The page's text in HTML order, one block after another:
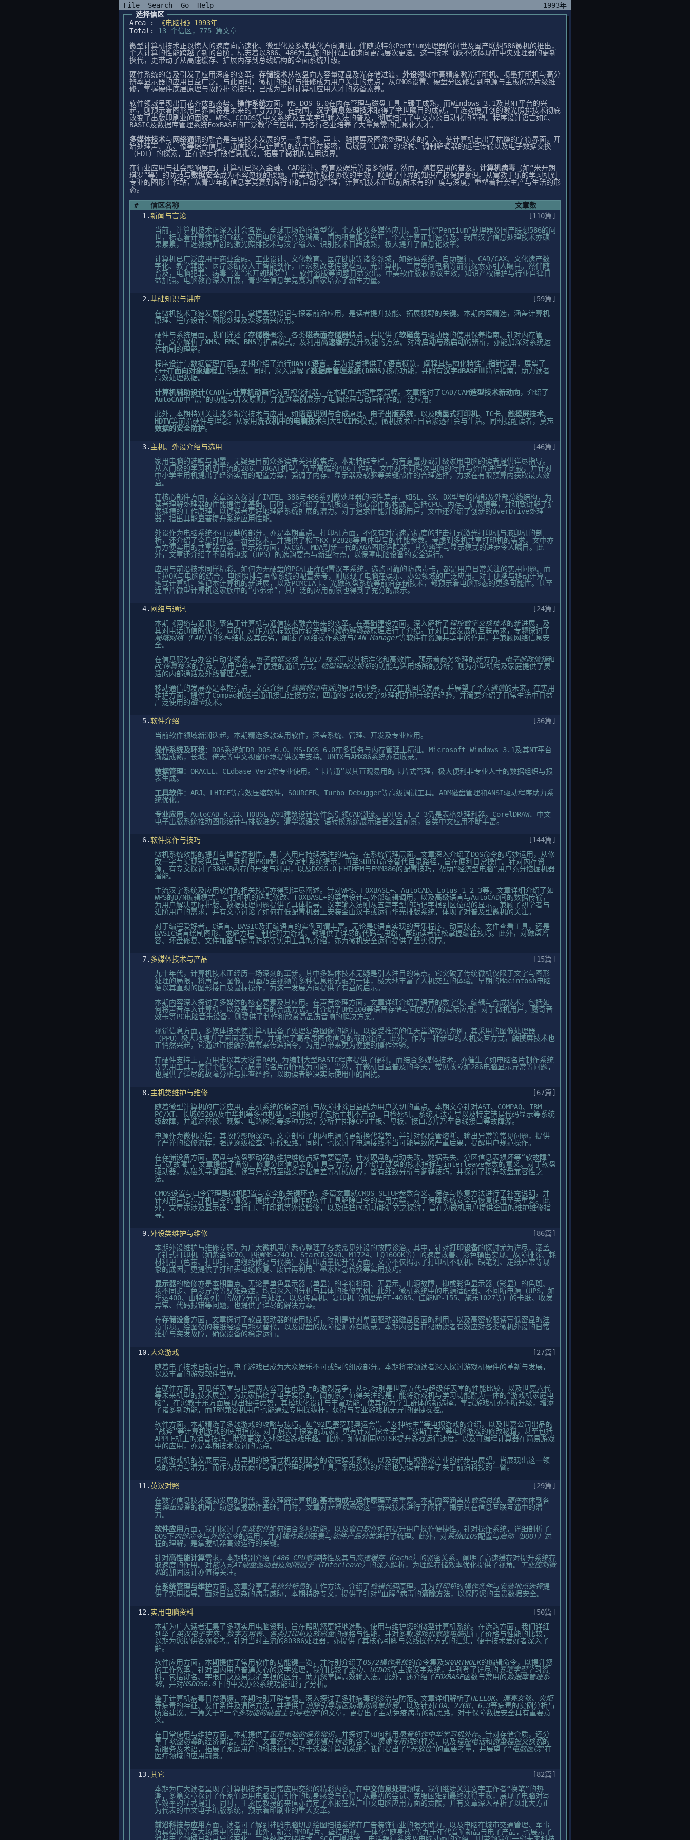
File Search Go Help
1993年
选择信区
Area :
《电脑报》1993年
Total:
13 个信区，775 篇文章
微型计算机技术正以惊人的速度向高速化、微型化及多媒体化方向演进。伴随英特尔Pentium处理器的问世及国产联想586微机的推出，
个人计算的性能跨越了新的台阶，标志着以386、486为主流的时代正加速向更高层次更迭。这一技术飞跃不仅体现在中央处理器的更新
换代，更带动了从高速缓存、扩展内存到总线结构的全面系统升级。
硬件系统的普及引发了应用深度的变革。 存储技术从软盘向大容量硬盘及光存储过渡， 外设领域中高精度激光打印机、喷墨打印机与高分
辨率显示器的应用日益广泛。与此同时，微机的维护与维修成为用户关注的焦点，从CMOS设置、硬盘分区修复到电源与主板的芯片级维
修，掌握硬件底层原理与故障排除技巧，已成为当时计算机应用人才的必备素养。
软件领域呈现出百花齐放的态势。 操作系统方面，MS-DOS 6.0在内存管理与磁盘工具上臻于成熟，而Windows 3.1及其NT平台的兴
起，则预示着图形用户界面将是未来的主导方向。在我国， 汉字信息处理技术取得了举世瞩目的成就，王选教授开创的激光照排技术彻底
改变了出版印刷业的面貌，WPS、CCDOS等中文系统及五笔字型输入法的普及，彻底扫清了中文办公自动化的障碍。程序设计语言如C、
BASIC及数据库管理系统FoxBASE的广泛教学与应用，为各行各业培养了大量急需的信息化人才。
多媒体技术与 网络通讯的融合是年度技术发展的另一条主线。声卡、触摸屏及图像处理技术的引入，使计算机走出了枯燥的字符界面，开
始处理声、光、像等综合信息。通信技术与计算机的结合日益紧密，局域网（LAN）的架构、调制解调器的远程传输以及电子数据交换
（EDI）的探索，正在逐步打破信息孤岛，拓展了微机的应用边界。
在行业应用与社会影响层面，计算机已深入金融、CAD设计、教育及娱乐等诸多领域。然而，随着应用的普及， 计算机病毒 （如“米开朗
琪罗”等）的防范与数据安全成为不容忽视的课题。中美软件版权协议的生效，唤醒了业界的知识产权保护意识。从寓教于乐的学习机到
专业的图形工作站，从青少年的信息学竞赛到各行业的自动化管理，计算机技术正以前所未有的广度与深度，重塑着社会生产与生活的形
态。
#
信区名称
文章数
1.新闻与言论
[110篇]
当前，计算机技术正深入社会各界，全球市场趋向微型化、个人化及多媒体应用。新一代“Pentium”处理器及国产联想586的问
世，标志着计算性能的飞跃。家用电脑海外普及渐高，国内租赁服务兴旺，个人计算正加速普及。我国汉字信息处理技术亦硕
果累累，王选教授开创的激光照排技术与汉字输入、识别技术日趋成熟，极大提升了信息化效率。
计算机已广泛应用于商业金融、工业设计、文化教育、医疗健康等诸多领域，如条码系统、自助银行、CAD/CAX、文化遗产数
字化、教学辅助、医疗诊断及人工智能创作，正深刻改变传统模式。光计算机、三度空间电脑等前沿探索亦引人瞩目。然伴随
普及，电脑犯罪、病毒（如“米开朗琪罗”）、软件盗版等问题日益突出。中美软件版权协议生效，知识产权保护与行业自律日
益加强。电脑教育深入开展，青少年信息学竞赛为国家培养了新生力量。
2.基础知识与讲座
[59篇]
在微机技术飞速发展的今日，掌握基础知识与探索前沿应用，是读者提升技能、拓展视野的关键。本期内容精选，涵盖计算机
原理、程序设计、图形处理及众多新兴应用。
硬件与系统层面，我们详述了存储器概念、各类磁表面存储器特点，并提供了软磁盘与驱动器的使用保养指南。针对内存管
理，文章解析了XMS、EMS、BMS等扩展模式，及利用高速缓存提升效能的方法。对冷启动与热启动的辨析，亦能加深对系统运
作机制的理解。
程序设计与数据管理方面，本期介绍了流行BASIC语言，并为读者提供了C语言概览，阐释其结构化特性与指针运用，展望了
C++在面向对象编程 上的突破。同时，深入讲解了数据库管理系统(DBMS)核心功能，并附有汉字dBASEⅢ 简明指南，助力读者
高效处理数据。
计算机辅助设计(CAD)与计算机动画作为可视化利器，在本期中占据重要篇幅。文章探讨了CAD/CAM造型技术新动向，介绍了
AutoCAD中“层”的功能与开发原则，并通过案例展示了电脑绘画与动画制作的广泛应用。
此外，本期特别关注诸多新兴技术与应用，如语音识别与合成原理、 电子出版系统，以及喷墨式打印机、 IC卡、 触摸屏技术、
HDTV等前沿硬件与理念。从家用洗衣机中的电脑技术到大型CIMS模式，微机技术正日益渗透社会与生活。同时提醒读者，莫忘
数据的安全防护。
3. 主机、外设介绍与选用
[46篇]
家用电脑的选购与配置，无疑是目前众多读者关注的焦点。本期特辟专栏，为有意置办或升级家用电脑的读者提供详尽指导。
从入门级的学习机到主流的286、386AT机型，乃至高端的486工作站，文中对不同档次电脑的特性与价位进行了比较，并针对
中小学生用机提出了经济实用的配置方案，强调了内存、显示器及软驱等关键部件的合理选择，力求在有限预算内获取最大效
益。
在核心部件方面，文章深入探讨了INTEL 386与486系列微处理器的特性差异，如SL、SX、DX型号的内部及外部总线结构，为
读者理解处理器的性能提供了基础。同时，也介绍了主机板这一核心部件的构成，包括CPU、内存、扩展槽等，并细致讲解了扩
展插槽的工作原理，以便读者更好地理解系统扩展的潜力。对于追求性能升级的用户，文中还介绍了创新的OverDrive处理
器，指出其能显著提升系统应用性能。
外设作为电脑系统不可或缺的部分，亦是本期重点。打印机方面，不仅有对高速高精度的非击打式激光打印机与液印机的剖
析，还介绍了全息打印这一新兴技术，并提供了松下KX-P2828等具体型号的性能参数。考虑到多机共享打印机的需求，文中亦
有方便实用的共享器方案。显示器方面，从CGA、MDA到新一代的XGA图形适配器，其分辨率与显示模式的进步令人瞩目。此
外，文章还介绍了不间断电源（UPS）的选购要点与新型特点，以保障电脑设备的安全运行。
应用与前沿技术同样精彩。如何为无硬盘的PC机正确配置汉字系统，选购可靠的防病毒卡，都是用户日常关注的实用问题。而
卡拉OK与电脑的结合，电脑照排与画像系统的配置参考，则展现了电脑在娱乐、办公领域的广泛应用。对于便携与移动计算，
笔式计算机、笔记本计算机的新进展，以及PCMCIA卡、光磁软盘系统等前沿存储技术，都预示着电脑形态的更多可能性。甚至
连单片微型计算机这家族中的“小弟弟”，其广泛的应用前景也得到了充分的展示。
4. 网络与通讯
[24篇]
本期《网络与通讯》聚焦于计算机与通信技术融合带来的变革。在基础建设方面，深入解析了程控数字交换技术的新进展，及
其对电话通信的优化；同时，对作为远程数据传输关键的调制解调器原理进行了介绍。针对日益发展的互联需求，专题探讨了
局域网络（LAN） 的多种结构及其优劣，阐述了网络操作系统与LAN Manager等软件在资源共享中的作用，并兼顾网络信息安
全。
在信息服务与办公自动化领域，
电子数据交换（EDI）技术正以其标准化和高效性，预示着商务处理的新方向。 电子邮政信箱和
PC传真技术的普及，为用户带来了便捷的通讯方式。 微型程控交换机的功能与适用场所的分析，则为小型机构及家庭提供了灵
活的内部通话及外线管理方案。
移动通信的发展亦是本期亮点，文章介绍了 蜂窝移动电话的原理与业务， CT2在我国的发展，并展望了 个人通信的未来。在实用
维护方面，提供了Compaq机远程通讯接口连接方法，四通MS-2406文字处理机打印针维护经验，并简要介绍了日常生活中日益
广泛使用的磁卡技术。
5.软件介绍
[36篇]
当前软件领域新潮迭起，本期精选多款实用软件，涵盖系统、管理、开发及专业应用。
操作系统及环境：DOS系统如DR DOS 6.0、MS-DOS 6.0在多任务与内存管理上精进。Microsoft Windows 3.1及其NT平台
渐趋成熟，长城、倚天等中文视窗环境提供汉字支持。UNIX与AMX86系统亦有收录。
数据管理：ORACLE、CLdbase Ver2供专业使用。“卡片通”以其直观易用的卡片式管理，极大便利非专业人士的数据组织与报
表生成。
工具软件：ARJ、LHICE等高效压缩软件，SOURCER、Turbo Debugger等高级调试工具。ADM磁盘管理和ANSI驱动程序助力系
统优化。
专业应用 ：AutoCAD R.12、HOUSE-A91建筑设计软件包引领CAD潮流。LOTUS 1-2-3仍是表格处理利器。CorelDRAW、中文
电子出版系统推动图形设计与排版进步。清华汉语文—语转换系统展示语音交互前景，各类中文应用不断丰富。
6.软件操作与技巧
[144篇]
微机系统效能的提升与操作便利性，是广大用户持续关注的焦点。在系统管理层面，文章深入介绍了DOS命令的巧妙运用，从修
改一字节实现彩色显示，到利用PROMPT命令定制系统提示，再至SUBST命令替代目录路径，旨在便利日常操作。针对内存资
源，有专文探讨了384KB内存的开发与利用，以及DOS5.0下HIMEM与EMM386的配置技巧，帮助“经济型电脑”用户充分挖掘机器
潜能。
主流汉字系统及应用软件的相关技巧亦得到详尽阐述。针对WPS、FOXBASE+、AutoCAD、Lotus 1-2-3等，文章详细介绍了如
WPS的D/N编辑模式、与打印机的适配修改、FOXBASE+的菜单设计与外部编辑调用，以及高级语言与AutoCAD间的数据传输，
为用户解决实际排版、数据处理问题提供了具体指导。汉字输入法则从五笔字型的巧记字根到区位码的显示，兼顾了初学者与
进阶用户的需求，并有文章讨论了如何在低配置机器上安装金山汉卡或运行华光排版系统，体现了对普及型微机的关注。
对于编程爱好者，C语言、BASIC及汇编语言的实例可谓丰富。无论是C语言实现的音乐程序、动画技术、文件查看工具，还是
BASIC语言绘制图形、求解方程、制作智力游戏，都提供了详尽的代码与思路，帮助读者轻松掌握编程技巧。此外，对磁盘增
容、坏盘修复、文件加密与病毒防范等实用工具的介绍，亦为微机安全运行提供了坚实保障。
7. 多媒体技术与产品
[15篇]
九十年代，计算机技术正经历一场深刻的革新，其中多媒体技术无疑是引人注目的焦点。它突破了传统微机仅限于文字与图形
处理的局限，将声音、图像、动画乃至视频等多种信息形式融为一体，极大地丰富了人机交互的体验。早期的Macintosh电脑
便以其直观的图形接口及鼠标操作，为这一发展方向提供了有益的启示。
本期内容深入探讨了多媒体的核心要素及其应用。在声音处理方面，文章详细介绍了语音的数字化、编辑与合成技术，包括如
何将声音存入计算机，以及基于音节的合成方式，并介绍了UM5100等语音存储与回放芯片的实际应用。对于微机用户，魔奇音
效卡等PC电脑音乐设备，则提供了制作和欣赏高品质音响的解决方案。
视觉信息方面，多媒体技术使计算机具备了处理复杂图像的能力。以备受推崇的任天堂游戏机为例，其采用的图像处理器
（PPU）极大地提升了画面表现力，并提供了高品质图像信息的截取途径。此外，作为一种新型的人机交互方式，触摸屏技术也
正悄然兴起，它通过直接触控屏幕来传递指令，为用户带来更为便捷的操作体验。
在硬件支持上，万用卡以其大容量RAM，为编制大型BASIC程序提供了便利。而结合多媒体技术，亦催生了如电脑名片制作系统
等实用工具，使得个性化、高质量的名片制作成为可能。当然，在微机日益普及的今天，常见故障如286电脑显示异常等问题，
也提供了详尽的故障分析与排查经验，以助读者解决实际使用中的困扰。
8. 主机类维护与维修
[67篇]
随着微型计算机的广泛应用，主机系统的稳定运行与故障排除日益成为用户关切的重点。本期文章针对AST、COMPAQ、IBM
PC/XT、长城0520A及中华机等多种机型，详细探讨了包括主机不启动、自检死机、系统无法引导以及特定错误代码显示等系统
级故障，并通过替换、观察、电路检测等多种方法，分析并排除CPU主板、母板、接口芯片乃至总线接口等故障源。
电源作为微机心脏，其故障影响深远。文章剖析了机内电源的更新换代趋势，并针对保险管熔断、输出异常等常见问题，提供
了严谨的检修流程，强调逐级检查、排除短路。同时，也探讨了电源接线不当可能导致的严重后果，提醒用户规范操作。
在存储设备方面，硬盘与软盘驱动器的维护维修占据重要篇幅。针对硬盘的启动失败、数据丢失、分区信息表损坏等“软故障”
与“硬故障”，文章提供了备份、修复分区信息表的工具与方法，并介绍了硬盘的技术指标与interleave参数的意义。对于软盘
驱动器，从磁头寻道困难、读写异常乃至磁头定位偏差等机械故障，皆有细致分析与调整技巧，并探讨了提升软盘兼容性之
法。
CMOS设置与口令管理是微机配置与安全的关键环节。多篇文章就CMOS SETUP参数含义、保存与恢复方法进行了补充说明，并
针对用户遗忘开机口令的情况，提供了硬件操作或软件工具解除口令的实用方案，对于保障系统安全与恢复使用至关重要。此
外，文章亦涉及显示器、串行口、打印机等外设检修，以及低档PC机功能扩充之探讨，旨在为微机用户提供全面的维护维修指
导。
9.外设类维护与维修
[86篇]
本期外设维护与维修专题，为广大微机用户悉心整理了各类常见外设的故障诊治。其中，针对打印设备的探讨尤为详尽，涵盖
了针式打印机（如紫金3070、四通MS-2401、StarCR3240、M1724、LQ1600K等）的速度改善、彩色输出实现、故障排除、耗
材利用（色带、打印针、电缆线修复与代换）及打印质量提升等方面。文章不仅揭示了打印机不联机、缺笔划、走纸异常等现
象的成因，更提供了打印头电缆修复、废针再利用、墨水应急代换等实用技巧。
显示器的检修亦是本期重点。无论是单色显示器（单显）的字符抖动、无显示、电源故障，抑或彩色显示器（彩显）的色斑、
场不同步、色彩异常等疑难杂症，均有深入的分析与具体的维修实例。此外，微机系统中的电源适配器、不间断电源（UPS，如
华达400、山特系列）的故障分析与处理，以及传真机、复印机（如理光FT-4085、佳能NP-155、施乐1027等）的卡纸、收发
异常、代码报错等问题，也提供了详尽的解决方案。
在存储设备方面，文章探讨了软盘驱动器的使用技巧，特别是针对单面驱动器磁盘反面的利用，以及高密软驱读写低密盘的注
意事项。绘图仪的装纸经验与耗材替代，以及键盘的故障检测亦有收录。本期内容旨在帮助读者有效应对各类微机外设的日常
维护与突发故障，确保设备的稳定运行。
10.大众游戏
[27篇]
随着电子技术日新月异，电子游戏已成为大众娱乐不可或缺的组成部分。本期将带领读者深入探讨游戏机硬件的革新与发展，
以及丰富的游戏软件世界。
在硬件方面，可见任天堂与世嘉两大公司在市场上的激烈竞争，从>.特别是世嘉五代与超级任天堂的性能比较，以及世嘉六代
等未来机型的技术展望，为玩家描绘了电子娱乐的广阔前景。值得关注的是，能将游戏机与学习功能融为一体的“游戏机家庭电
脑”，在寓教于乐方面展现出独特优势，其模块化设计与丰富功能，使其成为学生群体的新选择。掌式游戏机亦不断升级，增添
了诸多新功能，而IBM兼容机用户也能通过专用操纵杆，获得与专业游戏机无异的便捷操控。
软件方面，本期精选了多款游戏的攻略与技巧，如“92巴塞罗那奥运会”、“女神转生”等电视游戏的介绍，以及世嘉公司出品的
“战斧”等计算机游戏的使用指南。对于热衷于探索的玩家，更有针对“挖金子”、“波斯王子”等电脑游戏的修改秘籍，甚至包括
APPLE机上的消音技巧，助您更深入地体验游戏乐趣。此外，如何利用VDISK提升游戏运行速度，以及可编程计算器在简易游戏
中的应用，亦是本期技术探讨的亮点。
回溯游戏机的发展历程，从早期的投币式机器到现今的家庭娱乐系统，以及我国电视游戏产业的起步与展望，皆展现出这一领
域的活力与潜力。而作为现代商业与信息管理的重要工具，条码技术的介绍也为读者带来了关于前沿科技的一瞥。
11.英汉对照
[29篇]
在数字信息技术蓬勃发展的时代，深入理解计算机的基本构成与运作原理至关重要。本期内容涵盖从 数据总线、 硬件本体到各
类输出设备的机制，助您掌握硬件基础。同时，文章对计算机网络这一新兴技术进行了阐释，揭示其在信息互联互通中的潜
力。
软件应用方面，我们探讨了集成软件如何结合多项功能，以及窗口软件如何提升用户操作便捷性。针对操作系统，详细剖析了
DOS下内部命令与外部命令的运用，并对操作系统职责与软件产品分类进行了梳理。此外，对系统BIOS配置与启动（BOOT） 过
程的理解，是掌握机器高效运行的关键。
针对高性能计算需求，本期特别介绍了486 CPU家族特性及其与高速缓存（Cache） 的紧密关系，阐明了高速缓存对提升系统存
取速度的作用。对嵌入式AT硬盘驱动器及间隔因子（Interleave） 的深入解析，为理解存储效率优化提供了视角。
工业控制微
机的加固设计亦值得关注。
在系统管理与维护方面，文章分享了 系统分析员的工作方法，介绍了检错代码原理，并为打印机的操作条件与安装地点选择提
供了实用指导。面对日益复杂的病毒威胁，本期特辟专文，提供了针对“血腥”病毒的清除方法，以保障您的宝贵数据安全。
12. 实用电脑资料
[50篇]
本期为广大读者汇集了多项实用电脑资料，旨在帮助您更好地选购、使用与维护您的微型计算机系统。在选购方面，我们详细
列举了英汉电子字典、数字万用表、各类打印机及软磁盘的规格与性能，并对多款游戏机家庭电脑进行了价格与性能的比较，
以期为您提供客观参考。针对当时主流的80386处理器，亦提供了其核心引脚与总线操作方式的汇集，便于技术爱好者深入了
解。
软件应用方面，本期提供了常用软件的功能键一览，并特别介绍了OS/2操作系统的命令集及SMARTWOEK的编辑命令，以提升您
的工作效率。针对国内用户普遍关心的汉字处理，我们比较了 金山、UCDOS等主流汉字系统，并刊登了详尽的 五笔字型学习资
料，包括键名、字根口诀及易混淆字根的区分，助力您掌握高效输入法。此外，还介绍了FOXBASE函数与常用的数据库管理系
统，并对MSDOS6.0下的中文办公系统功能进行了分析。
鉴于计算机病毒日益猖獗，本期特别开辟专题，深入探讨了多种病毒的诊治与防范。文章详细解析了HELLOK、漂亮女孩、火炬
等病毒的特征、发作条件及清除方法，并提供了 消除引导扇区病毒的简单步骤，以及针对LOA、2708、6.3等病毒的实例分析与
防治建议。一篇关于“一个多功能的硬盘主引导程序”的文章，更提出了主动免疫病毒的新思路，对于保障数据安全具有重要意
义。
在日常使用与维护方面，本期提供了 家用电脑的保养常识，并探讨了如何利用 录音机作中华学习机外存。针对存储介质，还分
享了软盘防霉的经济简法。此外，文章还介绍了 激光唱片标志的含义、 录像专用词的释义，以及程控电话和微型程控交换机的
新服务及术语，拓展了家庭用户的科技视野。对于选择计算机系统，我们提出了“开放性”的重要考量，并展望了“电脑医院”在
医疗领域的应用前景。
13.其它
[82篇]
本期为广大读者呈现了计算机技术与日常应用交织的精彩内容。在中文信息处理领域，我们继续关注文字工作者“换笔”的热
潮，多篇文章探讨了作家们运用电脑进行创作的切身感受与心得，从最初的尝试、克服困难到最终获得丰收，展现了电脑对写
作效率的显著提升。同时，王永民教授的来信亦肯定了本报在推广中文电脑应用方面的贡献，并有文章深入品析了以北大方正
为代表的中文电子出版系统，预示着印刷业的重大变革。
前沿科技与应用方面，读者可了解到神雕电脑切割绘图扫描系统在广告装饰行业的强大助力，以及电脑在城市交通管理、军事
仿真模拟等宏大场景中的应用。此外，新兴的MD唱片、壁挂电视、一体化“随身放”等九十年代音响新品与电子产品，也展示了